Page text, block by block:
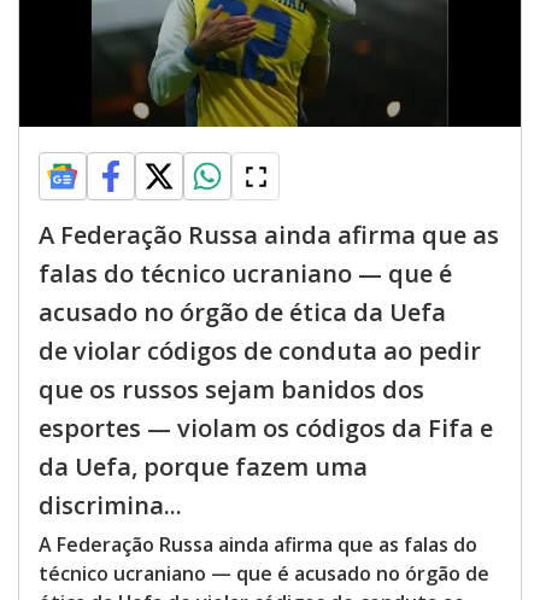
A Federação Russa ainda afirma que as
falas do técnico ucraniano — que é
acusado no órgão de ética da Uefa
de violar códigos de conduta ao pedir
que os russos sejam banidos dos
esportes — violam os códigos da Fifa e
da Uefa, porque fazem uma
discrimina...
A Federação Russa ainda afirma que as falas do
técnico ucraniano — que é acusado no órgão de